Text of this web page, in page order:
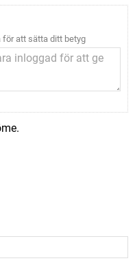
för att sätta ditt betyg